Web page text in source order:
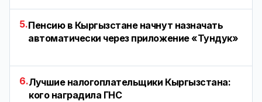
5.Пенсию в Кыргызстане начнут назначать
автоматически через приложение «Тундук»
6.Лучшие налогоплательщики Кыргызстана:
кого наградила ГНС